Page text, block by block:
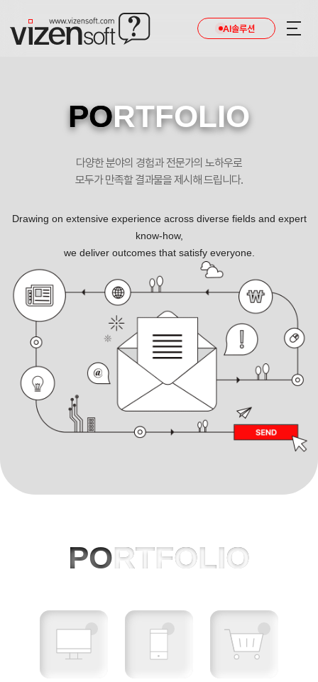
AI솔루션
PORTFOLIO
다양한 분야의 경험과 전문가의 노하우로
모두가 만족할 결과물을 제시해 드립니다.
Drawing on extensive experience across diverse fields and expert
know-how,
we deliver outcomes that satisfy everyone.
PORTFOLIO